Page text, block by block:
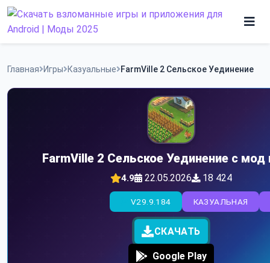
Skip
Программы
Главная Игры Казуальные FarmVille 2 Сельское Уединение
FarmVille 2 Сельское Уединение с
4.9 22.05.2026 18 424
КАЗУАЛЬНАЯ
V29.9.184
СКАЧАТЬ
Google Play